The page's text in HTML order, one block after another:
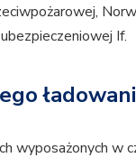
If.
wyposażonych w